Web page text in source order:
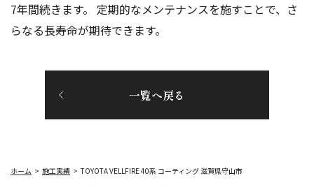
7年間続きます。 定期的なメンテナンスを施すことで、さ
らなる長寿命が期待できます。
一覧へ戻る
ホーム 施工実績 TOYOTA VELLFIRE 40系 コーティング 滋賀県守山市